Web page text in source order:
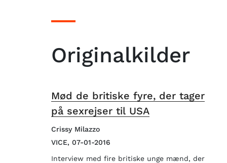
Originalkilder
Mød de britiske fyre, der tager
på sexrejser til USA
Crissy Milazzo
VICE, 07-01-2016
Interview med fire britiske unge mænd, der